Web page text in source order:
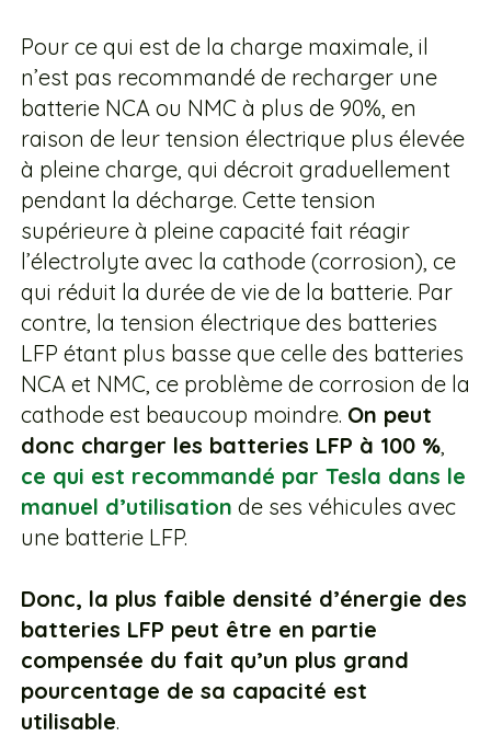
Pour ce qui est de la charge maximale, il
n’est pas recommandé de recharger une
batterie NCA ou NMC à plus de 90%, en
raison de leur tension électrique plus élevée
à pleine charge, qui décroit graduellement
pendant la décharge. Cette tension
supérieure à pleine capacité fait réagir
l’électrolyte avec la cathode (corrosion), ce
qui réduit la durée de vie de la batterie. Par
contre, la tension électrique des batteries
LFP étant plus basse que celle des batteries
NCA et NMC, ce problème de corrosion de la
cathode est beaucoup moindre. On peut
donc charger les batteries LFP à 100 %,
ce qui est recommandé par Tesla dans le
manuel d’utilisation de ses véhicules avec
une batterie LFP.
Donc, la plus faible densité d’énergie des
batteries LFP peut être en partie
compensée du fait qu’un plus grand
pourcentage de sa capacité est
utilisable.